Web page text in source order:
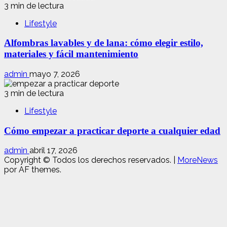
3 min de lectura
Lifestyle
Alfombras lavables y de lana: cómo elegir estilo,
materiales y fácil mantenimiento
admin mayo 7, 2026
3 min de lectura
Lifestyle
Cómo empezar a practicar deporte a cualquier edad
admin abril 17, 2026
Copyright © Todos los derechos reservados.
MoreNews
por AF themes.